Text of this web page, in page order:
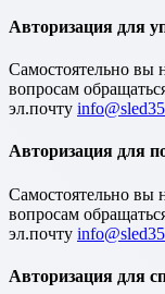
Авторизация для
Cамостоятельно вы
вопросам
эл.почту
Авторизация для
Cамостоятельно вы
вопросам
эл.почту
Авторизация для